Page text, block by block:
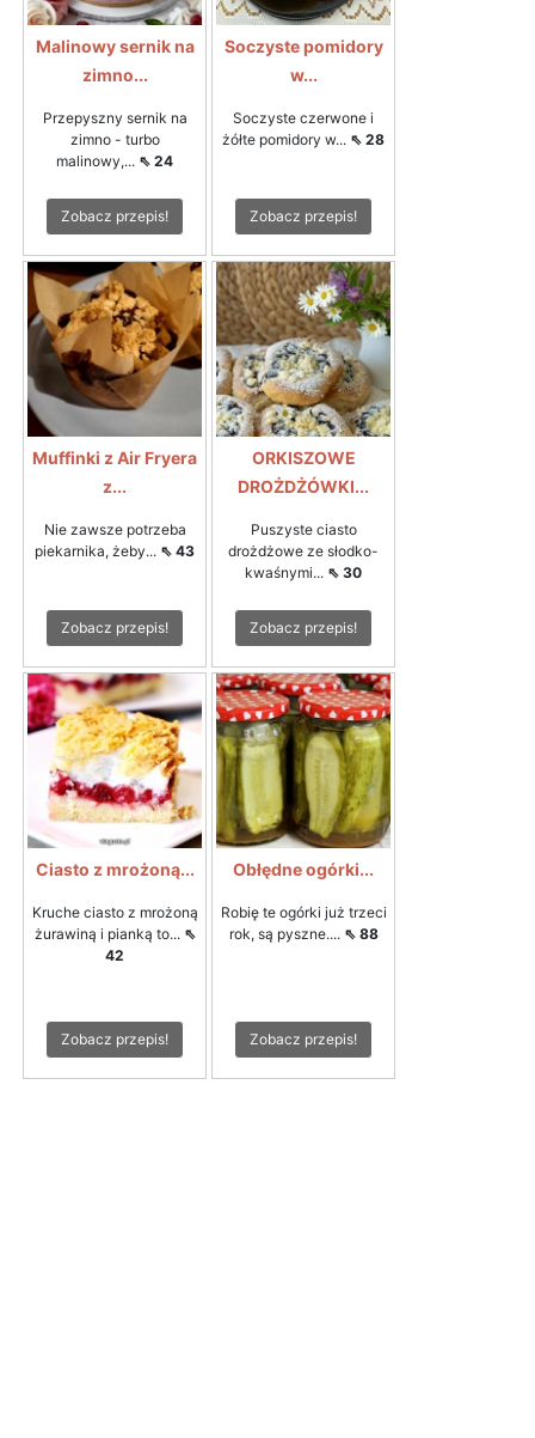
Malinowy sernik na
zimno...
Przepyszny sernik na
zimno - turbo
malinowy,... ⇖ 24
Zobacz przepis!
Soczyste pomidory
w...
Soczyste czerwone i
żółte pomidory w... ⇖ 28
Zobacz przepis!
Muffinki z Air Fryera
z...
Nie zawsze potrzeba
piekarnika, żeby... ⇖ 43
Zobacz przepis!
ORKISZOWE
DROŻDŻÓWKI...
Puszyste ciasto
drożdżowe ze słodko-
kwaśnymi... ⇖ 30
Zobacz przepis!
Ciasto z mrożoną...
Kruche ciasto z mrożoną
żurawiną i pianką to... ⇖
42
Zobacz przepis!
Obłędne ogórki...
Robię te ogórki już trzeci
rok, są pyszne.... ⇖ 88
Zobacz przepis!